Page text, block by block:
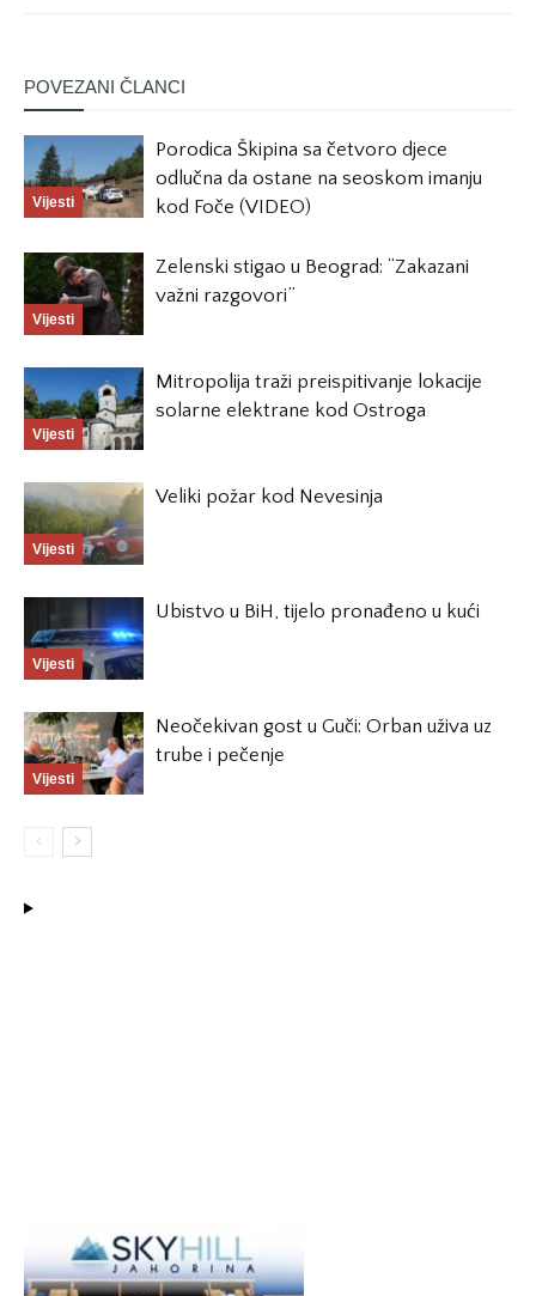
POVEZANI ČLANCI
Vijesti
Porodica Škipina sa četvoro djece
odlučna da ostane na seoskom imanju
kod Foče (VIDEO)
Vijesti
Zelenski stigao u Beograd: “Zakazani
važni razgovori”
Vijesti
Mitropolija traži preispitivanje lokacije
solarne elektrane kod Ostroga
Vijesti
Veliki požar kod Nevesinja
Vijesti
Ubistvo u BiH, tijelo pronađeno u kući
Vijesti
Neočekivan gost u Guči: Orban uživa uz
trube i pečenje